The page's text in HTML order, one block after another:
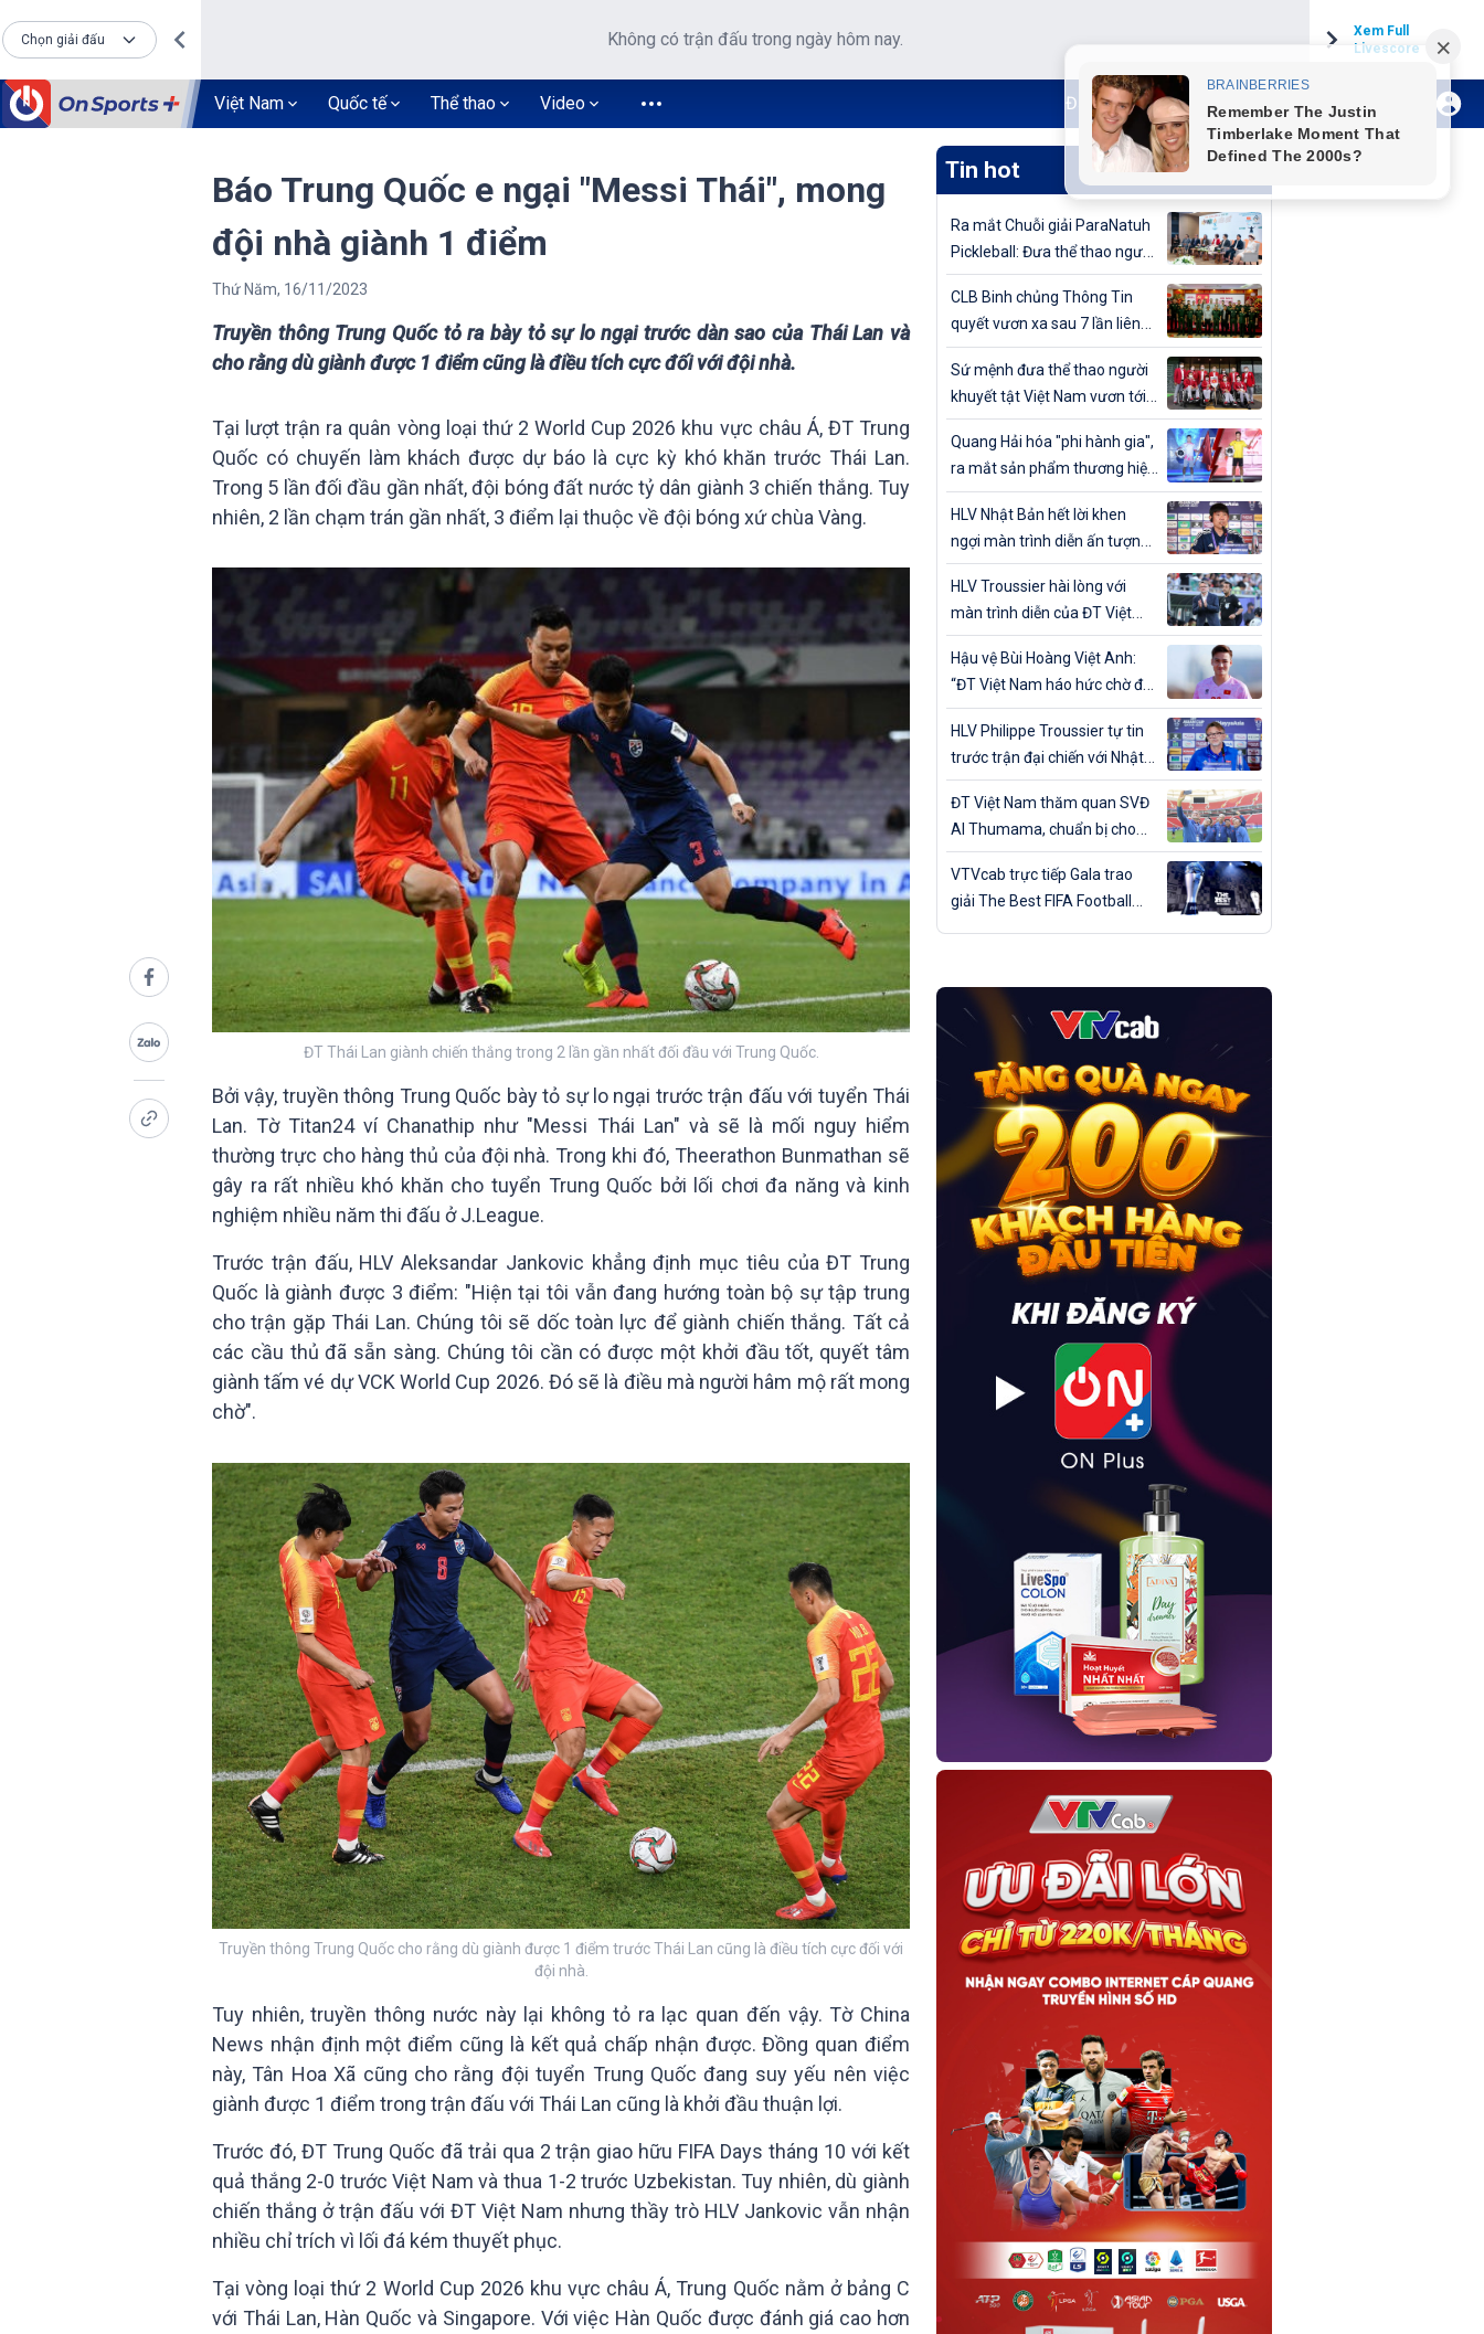
Chọn giải đấu Không có trận đấu trong ngày hôm nay.
Xem Full
Livescore
Việt Nam Quốc tế Thể thao Video Đăng ký Internet TH VTVCab Xem Live
Báo Trung Quốc e ngại "Messi Thái", mong
đội nhà giành 1 điểm
Thứ Năm, 16/11 /2023
Truyền thông Trung Quốc tỏ ra bày tỏ sự lo ngại trước dàn sao của Thái Lan và
cho rằng dù giành được 1 điểm cũng là điều tích cực đối với đội nhà.
Tại lượt trận ra quân vòng loại thứ 2 World Cup 2026 khu vực châu Á, ĐT Trung
Quốc có chuyến làm khách được dự báo là cực kỳ khó khăn trước Thái Lan.
Trong 5 lần đối đầu gần nhất, đội bóng đất nước tỷ dân giành 3 chiến thắng. Tuy
nhiên, 2 lần chạm trán gần nhất, 3 điểm lại thuộc về đội bóng xứ chùa Vàng.
ĐT Thái Lan giành chiến thắng trong 2 lần gần nhất đối đầu với Trung Quốc.
Bởi vậy, truyền thông Trung Quốc bày tỏ sự lo ngại trước trận đấu với tuyển Thái
Lan. Tờ Titan24 ví Chanathip như "Messi Thái Lan" và sẽ là mối nguy hiểm
thường trực cho hàng thủ của đội nhà. Trong khi đó, Theerathon Bunmathan sẽ
gây ra rất nhiều khó khăn cho tuyển Trung Quốc bởi lối chơi đa năng và kinh
nghiệm nhiều năm thi đấu ở J.League.
Trước trận đấu, HLV Aleksandar Jankovic khẳng định mục tiêu của ĐT Trung
Quốc là giành được 3 điểm: "Hiện tại tôi vẫn đang hướng toàn bộ sự tập trung
cho trận gặp Thái Lan. Chúng tôi sẽ dốc toàn lực để giành chiến thắng. Tất cả
các cầu thủ đã sẵn sàng. Chúng tôi cần có được một khởi đầu tốt, quyết tâm
giành tấm vé dự VCK World Cup 2026. Đó sẽ là điều mà người hâm mộ rất mong
chờ".
Truyền thông Trung Quốc cho rằng dù giành được 1 điểm trước Thái Lan cũng là điều tích cực đối với
đội nhà.
Tuy nhiên, truyền thông nước này lại không tỏ ra lạc quan đến vậy. Tờ China
News nhận định một điểm cũng là kết quả chấp nhận được. Đồng quan điểm
này, Tân Hoa Xã cũng cho rằng đội tuyển Trung Quốc đang suy yếu nên việc
giành được 1 điểm trong trận đấu với Thái Lan cũng là khởi đầu thuận lợi.
Trước đó, ĐT Trung Quốc đã trải qua 2 trận giao hữu FIFA Days tháng 10 với kết
quả thắng 2-0 trước Việt Nam và thua 1-2 trước Uzbekistan. Tuy nhiên, dù giành
chiến thắng ở trận đấu với ĐT Việt Nam nhưng thầy trò HLV Jankovic vẫn nhận
nhiều chỉ trích vì lối đá kém thuyết phục.
Tại vòng loại thứ 2 World Cup 2026 khu vực châu Á, Trung Quốc nằm ở bảng C
với Thái Lan, Hàn Quốc và Singapore. Với việc Hàn Quốc được đánh giá cao hơn
Tin hot
Ra mắt Chuỗi giải ParaNatuh
Pickleball: Đưa thể thao người
khuyết tật lên tầm cao mới
CLB Binh chủng Thông Tin
quyết vươn xa sau 7 lần liên
tiếp vô địch Giải bóng chuyền
Cúp Quân đội mở rộng 2024
Sứ mệnh đưa thể thao người
khuyết tật Việt Nam vươn tới
đỉnh cao
Quang Hải hóa "phi hành gia",
ra mắt sản phẩm thương hiệu
cá nhân trong ngày sinh nhật
HLV Nhật Bản hết lời khen
ngợi màn trình diễn ấn tượng
của ĐT Việt Nam
HLV Troussier hài lòng với
màn trình diễn của ĐT Việt
Nam trước Nhật Bản
Hậu vệ Bùi Hoàng Việt Anh:
“ĐT Việt Nam háo hức chờ đợi
trận đấu với Nhật Bản”
HLV Philippe Troussier tự tin
trước trận đại chiến với Nhật
Bản
ĐT Việt Nam thăm quan SVĐ
Al Thumama, chuẩn bị cho
trận gặp Nhật Bản
VTVcab trực tiếp Gala trao
giải The Best FIFA Football